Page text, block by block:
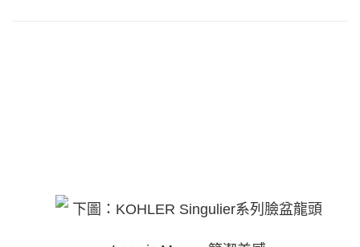
下圖： KOHLER Singulier系列臉盆龍頭